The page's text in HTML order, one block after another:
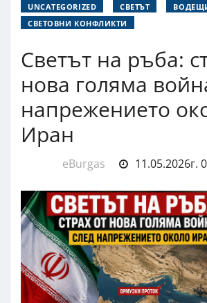
UNCATEGORIZED СВЕТЪТ
СВЕТОВНИ КОНФЛИКТИ
Светът на ръба:
нова голяма
напрежението
Иран
eBurgas 11.05.2026г.